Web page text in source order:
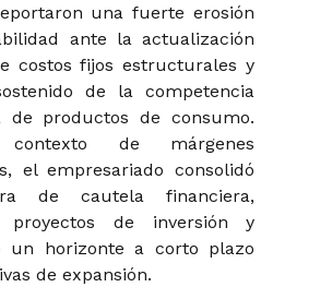
una fuerte erosión
ante la actualización
costos fijos estructurales y
de la competencia
de productos de consumo.
de márgenes
el empresariado consolidó
de cautela financiera,
proyectos de inversión y
un horizonte a corto plazo
de expansión.